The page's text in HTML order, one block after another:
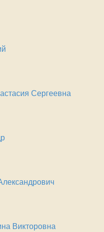
Сергеевна
Викторовна